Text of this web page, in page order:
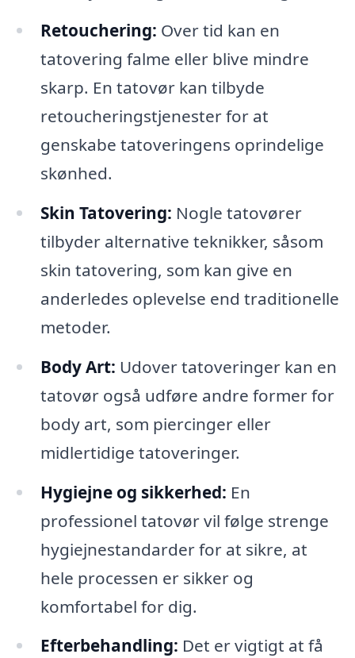
Retouchering: Over tid kan en
tatovering falme eller blive mindre
skarp. En tatovør kan tilbyde
retoucheringstjenester for at
genskabe tatoveringens oprindelige
skønhed.
Skin Tatovering: Nogle tatovører
tilbyder alternative teknikker, såsom
skin tatovering, som kan give en
anderledes oplevelse end traditionelle
metoder.
Body Art: Udover tatoveringer kan en
tatovør også udføre andre former for
body art, som piercinger eller
midlertidige tatoveringer.
Hygiejne og sikkerhed: En
professionel tatovør vil følge strenge
hygiejnestandarder for at sikre, at
hele processen er sikker og
komfortabel for dig.
Efterbehandling: Det er vigtigt at få